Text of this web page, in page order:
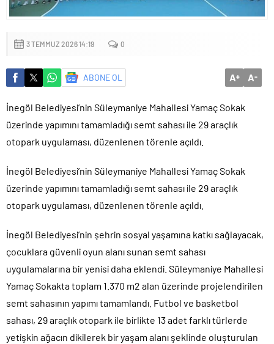
3 TEMMUZ 2026 14:19 0
ABONE OL A+ A-
İnegöl Belediyesi’nin Süleymaniye Mahallesi Yamaç Sokak
üzerinde yapımını tamamladığı semt sahası ile 29 araçlık
otopark uygulaması, düzenlenen törenle açıldı.
İnegöl Belediyesi’nin Süleymaniye Mahallesi Yamaç Sokak
üzerinde yapımını tamamladığı semt sahası ile 29 araçlık
otopark uygulaması, düzenlenen törenle açıldı.
İnegöl Belediyesi’nin şehrin sosyal yaşamına katkı sağlayacak,
çocuklara güvenli oyun alanı sunan semt sahası
uygulamalarına bir yenisi daha eklendi. Süleymaniye Mahallesi
Yamaç Sokakta toplam 1.370 m2 alan üzerinde projelendirilen
semt sahasının yapımı tamamlandı. Futbol ve basketbol
sahası, 29 araçlık otopark ile birlikte 13 adet farklı türlerde
yetişkin ağacın dikilerek bir yaşam alanı şeklinde oluşturulan